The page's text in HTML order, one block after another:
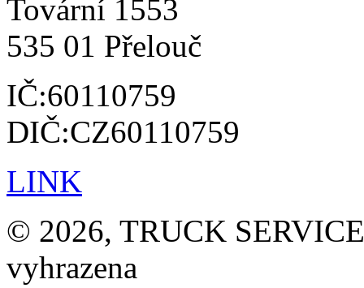
Tovární 1553
535 01 Přelouč
IČ:60110759
DIČ:CZ60110759
LINK
© 2026, TRUCK
vyhrazena